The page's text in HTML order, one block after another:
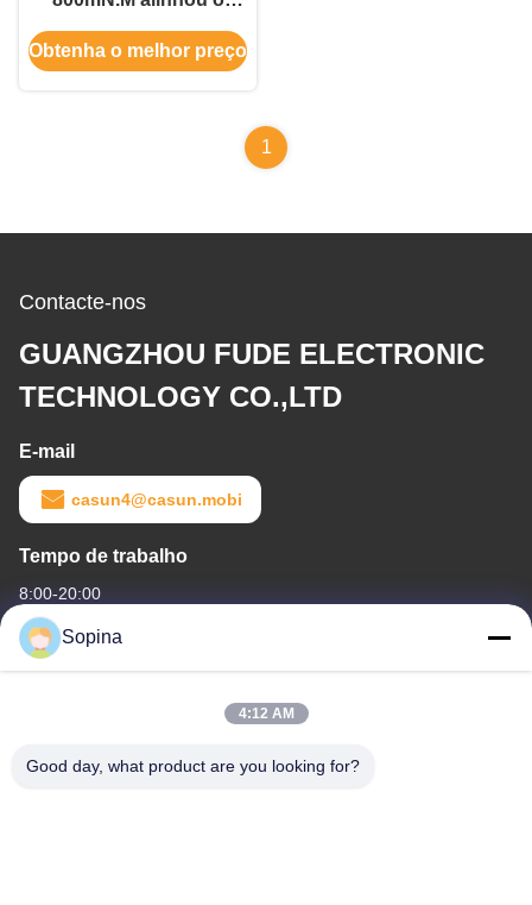
motor deslizante para a
máquina 60mm do CNC
Obtenha o melhor preço
1
Contacte-nos
GUANGZHOU FUDE ELECTRONIC
TECHNOLOGY CO.,LTD
E-mail
casun4@casun.mobi
Tempo de trabalho
8:00-20:00
O nosso endereço
NO.61 Zona Industrial Pingxi, cidade de Huashan, distrito de
Sopina
4:12 AM
Good day, what product are you looking for?